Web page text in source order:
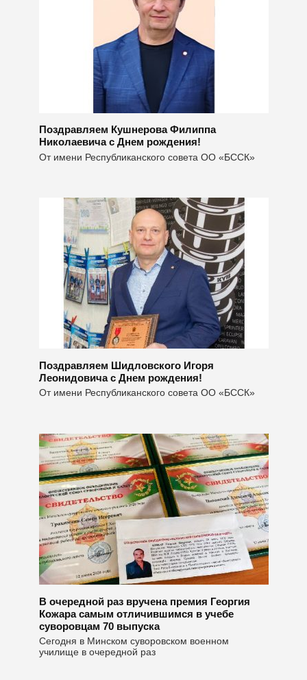
Поздравляем Кушнерова Филиппа
Николаевича с Днем рождения!
От имени Республиканского совета ОО «БССК»
Поздравляем Шидловского Игоря
Леонидовича с Днем рождения!
От имени Республиканского совета ОО «БССК»
В очередной раз вручена премия Георгия
Кожара самым отличившимся в учебе
суворовцам 70 выпуска
Сегодня в Минском суворовском военном
училище в очередной раз